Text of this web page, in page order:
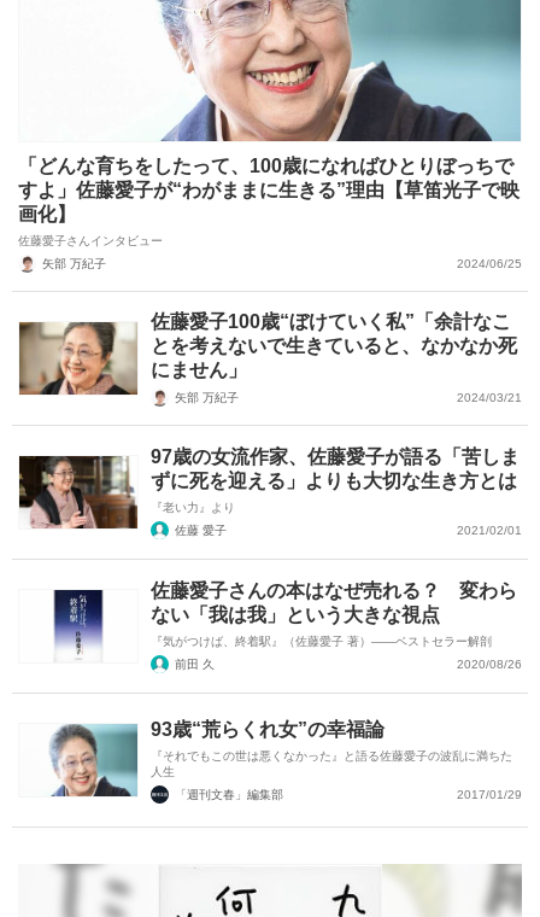
「どんな育ちをしたって、100歳になればひとりぼっちで
すよ」佐藤愛子が“わがままに生きる”理由【草笛光子で映
画化】
佐藤愛子さんインタビュー
矢部 万紀子
2024/06/25
佐藤愛子100歳“ぼけていく私”「余計なこ
とを考えないで生きていると、なかなか死
にません」
矢部 万紀子 2024/03/21
97歳の女流作家、佐藤愛子が語る「苦しま
ずに死を迎える」よりも大切な生き方とは
『老い力』より
佐藤 愛子
2021/02/01
佐藤愛子さんの本はなぜ売れる？ 変わら
ない「我は我」という大きな視点
『気がつけば、終着駅』（佐藤愛子 著）――ベストセラー解剖
前田 久
2020/08/26
93歳“荒らくれ女”の幸福論
『それでもこの世は悪くなかった』と語る佐藤愛子の波乱に満ちた
人生
「週刊文春」編集部
2017/01/29